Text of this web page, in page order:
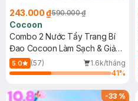
243.000 ₫590.000 ₫
Cocoon
Combo 2 Nước Tẩy Trang Bí
Đao Cocoon Làm Sạch & Giảm
Dầu 500ml
5.0 (57)
1.6k/tháng
41%
-33%